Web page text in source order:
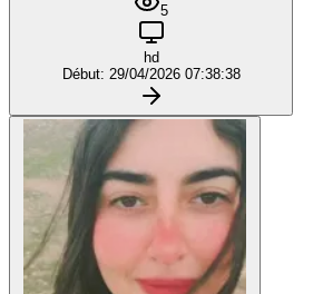
5
hd
Début: 29/04/2026 07:38:38